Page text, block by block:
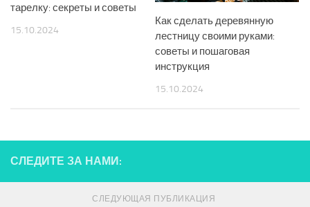
тарелку: секреты и советы
15.10.2024
Как сделать деревянную
лестницу своими руками:
советы и пошаговая
инструкция
15.10.2024
СЛЕДИТЕ ЗА НАМИ:
СЛЕДУЮЩАЯ ПУБЛИКАЦИЯ